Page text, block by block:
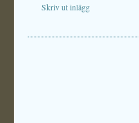
Skriv ut inlägg